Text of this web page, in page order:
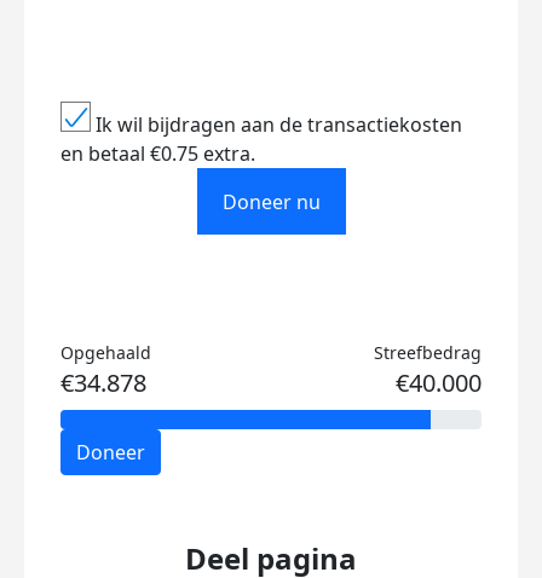
Ik wil bijdragen aan de transactiekosten
en betaal €0.75 extra.
Doneer nu
Opgehaald
€34.878
Streefbedrag
€40.000
Doneer
Deel pagina